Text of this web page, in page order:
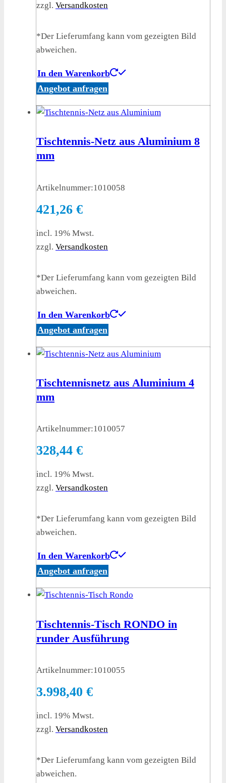
zzgl. Versandkosten
*Der Lieferumfang kann vom gezeigten Bild
abweichen.
In den Warenkorb
Angebot anfragen
Tischtennis-Netz aus Aluminium 8
mm
Artikelnummer:1010058
421,26 €
incl. 19% Mwst.
zzgl. Versandkosten
*Der Lieferumfang kann vom gezeigten Bild
abweichen.
In den Warenkorb
Angebot anfragen
Tischtennisnetz aus Aluminium 4
mm
Artikelnummer:1010057
328,44 €
incl. 19% Mwst.
zzgl. Versandkosten
*Der Lieferumfang kann vom gezeigten Bild
abweichen.
In den Warenkorb
Angebot anfragen
Tischtennis-Tisch RONDO in
runder Ausführung
Artikelnummer:1010055
3.998,40 €
incl. 19% Mwst.
zzgl. Versandkosten
*Der Lieferumfang kann vom gezeigten Bild
abweichen.